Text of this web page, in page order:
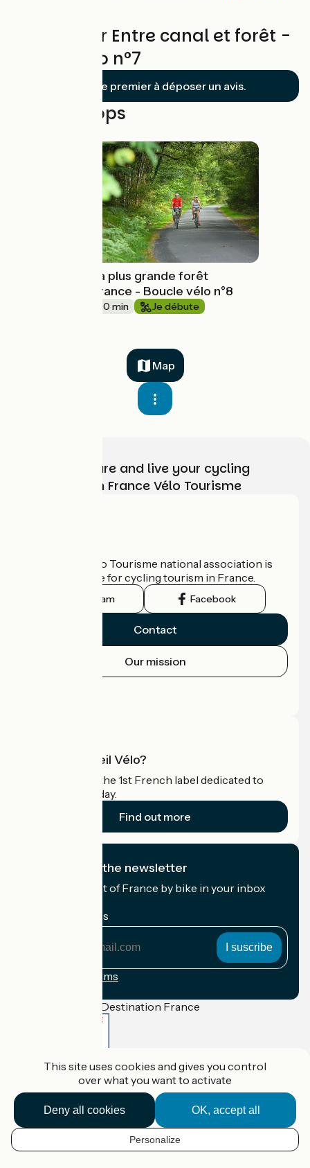
EN
Reviews for Entre canal et forêt -
Boucle vélo n°7
Soyez le premier à déposer un avis.
Nearby loops
Aux portes de la plus grande forêt
domaniale de France - Boucle vélo n°8
2 h 00 min Je débute
Map
Choose, prepare and live your cycling
adventure with France Vélo Tourisme
The France Vélo Tourisme national association is
the official guide for cycling tourism in France.
Instagram Facebook
Contact
Our mission
What is Accueil Vélo?
Accueil Vélo is the 1st French label dedicated to
cyclists on holiday.
Find out more
I subscribe to the newsletter
Receive the best of France by bike in your inbox
My email address
Registration terms
Funded as part of Destination France
Accueil Vélo Pro
Legal notice
Contact
Privacy policy
Réalisation :
et France Vélo Tourisme
This site uses cookies and gives you control
over what you want to activate
OK, accept all
Deny all cookies
Personalize